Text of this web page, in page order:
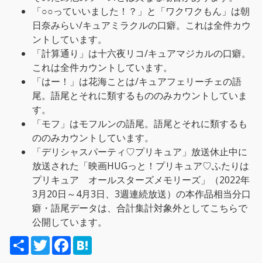
「○○っていいました！？」と「ワクワクもん」は朝
日奈みらい/キュアミラクルの口癖。これは全件カウ
ントしています。
「計算通り」は十六夜リコ/キュアマジカルの口癖。
これは全件カウントしています。
「はー！」は花海ことは/キュアフェリーチェの語
尾。語尾とそれに類するもののみカウントしていま
す。
「モフ」はモフルンの語尾。語尾とそれに類するも
ののみカウントしています。
「デリシャスパーティ♡プリキュア」放送休止中に
放送された「映画HUGっと！プリキュア♡ふたりは
プリキュア オールスターズメモリーズ」（2022年
3月20日～4月3日、3週連続放送）の本作品相当分口
癖・語尾データは、合計集計対象外としてこちらで
公開しています。
S
h
T
w
F
a